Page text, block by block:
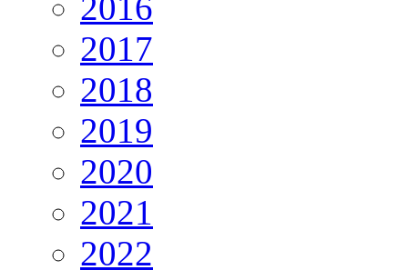
2016
2017
2018
2019
2020
2021
2022